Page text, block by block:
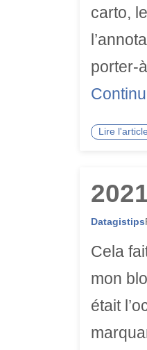
carto,
porter-
Lire
Datagistips
Cela
mon
était